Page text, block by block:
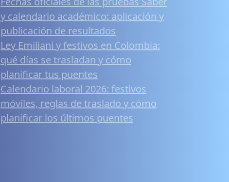
y calendario académico: aplicación y
publicación de resultados
Ley Emiliani y festivos en Colombia:
qué días se trasladan y cómo
planificar tus puentes
Calendario laboral 2026: festivos
móviles, reglas de traslado y cómo
planificar los últimos puentes